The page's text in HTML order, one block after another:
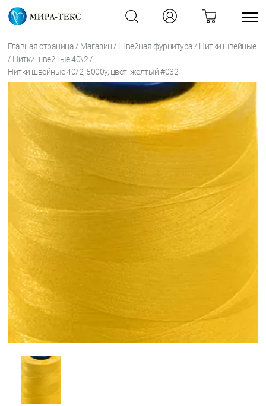
Главная страница / Магазин / Швейная фурнитура / Нитки швейные
/ Нитки швейные 40\2 /
Нитки швейные 40/2, 5000у, цвет: желтый #032